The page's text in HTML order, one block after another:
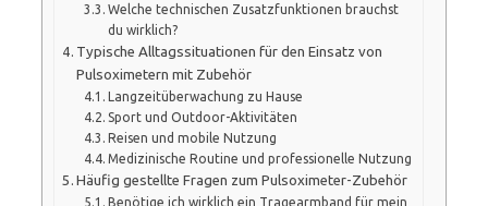
Welche technischen Zusatzfunktionen brauchst
du wirklich?
Typische Alltagssituationen für den Einsatz von
Pulsoximetern mit Zubehör
Langzeitüberwachung zu Hause
Sport und Outdoor-Aktivitäten
Reisen und mobile Nutzung
Medizinische Routine und professionelle Nutzung
Häufig gestellte Fragen zum Pulsoximeter-Zubehör
Benötige ich wirklich ein Tragearmband für mein